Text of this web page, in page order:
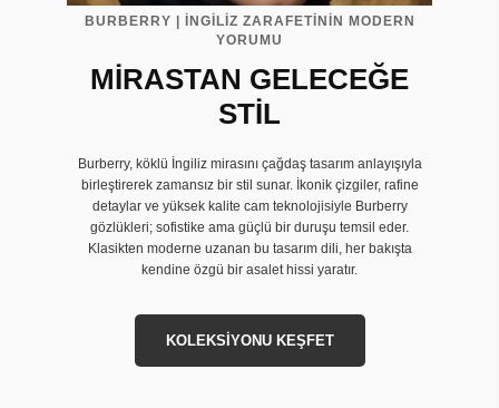
BURBERRY | İNGİLİZ ZARAFETİNİN MODERN
YORUMU
MİRASTAN GELECEĞE
STİL
Burberry, köklü İngiliz mirasını çağdaş tasarım anlayışıyla
birleştirerek zamansız bir stil sunar. İkonik çizgiler, rafine
detaylar ve yüksek kalite cam teknolojisiyle Burberry
gözlükleri; sofistike ama güçlü bir duruşu temsil eder.
Klasikten moderne uzanan bu tasarım dili, her bakışta
kendine özgü bir asalet hissi yaratır.
KOLEKSİYONU KEŞFET